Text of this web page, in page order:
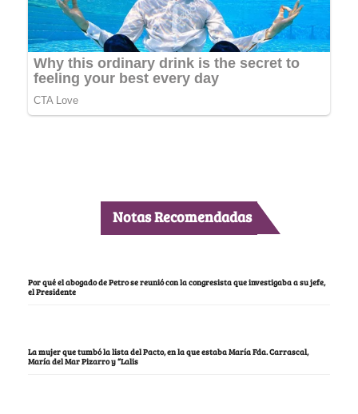
Notas Recomendadas
Por qué el abogado de Petro se reunió con la congresista que investigaba a su jefe,
el Presidente
La mujer que tumbó la lista del Pacto, en la que estaba María Fda. Carrascal,
María del Mar Pizarro y “Lalis